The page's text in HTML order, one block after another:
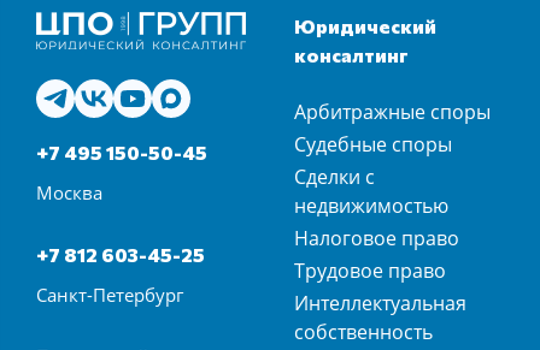
+7 495 150-50-45
Москва
+7 812 603-45-25
Санкт-Петербург
Юридический
консалтинг
Арбитражные споры
Судебные споры
Сделки с
недвижимостью
Налоговое право
Трудовое право
Интеллектуальная
собственность